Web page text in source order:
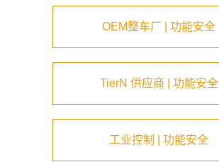
OEM整车厂 | 功能安全
TierN 供应商 | 功能安全
工业控制 | 功能安全